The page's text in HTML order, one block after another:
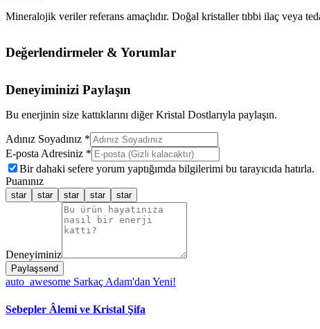
Mineralojik veriler referans amaçlıdır. Doğal kristaller tıbbi ilaç veya
Değerlendirmeler & Yorumlar
Deneyiminizi Paylaşın
Bu enerjinin size kattıklarını diğer Kristal Dostlarıyla paylaşın.
Adınız Soyadınız *
E-posta Adresiniz *
Bir dahaki sefere yorum yaptığımda bilgilerimi bu tarayıcıda hatırla.
Puanınız
star star star star star
Deneyiminiz
Paylaşsend
auto_awesome Sarkaç Adam'dan Yeni!
Sebepler Âlemi ve Kristal Şifa